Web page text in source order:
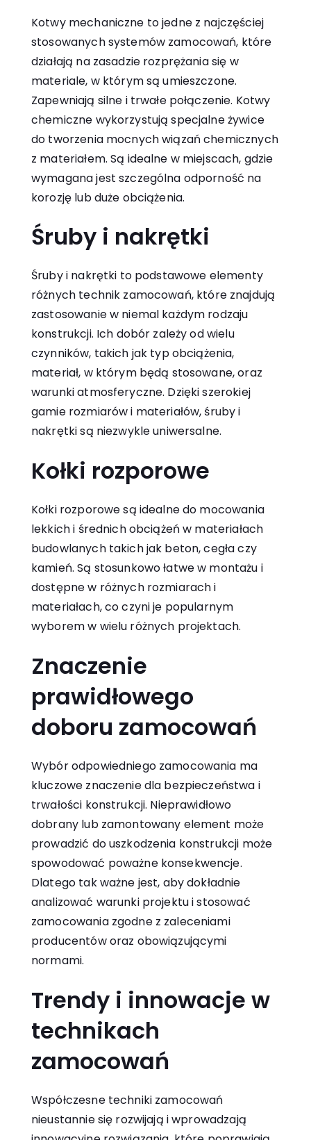
Kotwy mechaniczne to jedne z najczęściej
stosowanych systemów zamocowań, które
działają na zasadzie rozprężania się w
materiale, w którym są umieszczone.
Zapewniają silne i trwałe połączenie. Kotwy
chemiczne wykorzystują specjalne żywice
do tworzenia mocnych wiązań chemicznych
z materiałem. Są idealne w miejscach, gdzie
wymagana jest szczególna odporność na
korozję lub duże obciążenia.
Śruby i nakrętki
Śruby i nakrętki to podstawowe elementy
różnych technik zamocowań, które znajdują
zastosowanie w niemal każdym rodzaju
konstrukcji. Ich dobór zależy od wielu
czynników, takich jak typ obciążenia,
materiał, w którym będą stosowane, oraz
warunki atmosferyczne. Dzięki szerokiej
gamie rozmiarów i materiałów, śruby i
nakrętki są niezwykle uniwersalne.
Kołki rozporowe
Kołki rozporowe są idealne do mocowania
lekkich i średnich obciążeń w materiałach
budowlanych takich jak beton, cegła czy
kamień. Są stosunkowo łatwe w montażu i
dostępne w różnych rozmiarach i
materiałach, co czyni je popularnym
wyborem w wielu różnych projektach.
Znaczenie
prawidłowego
doboru zamocowań
Wybór odpowiedniego zamocowania ma
kluczowe znaczenie dla bezpieczeństwa i
trwałości konstrukcji. Nieprawidłowo
dobrany lub zamontowany element może
prowadzić do uszkodzenia konstrukcji może
spowodować poważne konsekwencje.
Dlatego tak ważne jest, aby dokładnie
analizować warunki projektu i stosować
zamocowania zgodne z zaleceniami
producentów oraz obowiązującymi
normami.
Trendy i innowacje w
technikach
zamocowań
Współczesne techniki zamocowań
nieustannie się rozwijają i wprowadzają